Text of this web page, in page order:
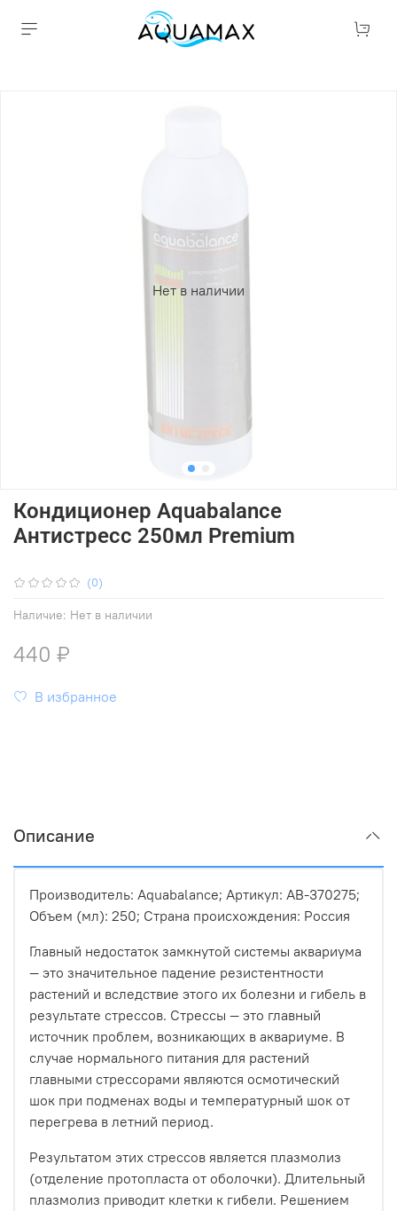
Нет в наличии
(0)
Наличие: Нет в наличии
Кондиционер Aquabalance
Антистресс 250мл Premium
440 ₽
В избранное
Описание
Производитель: Aquabalance; Артикул: AB-370275;
Объем (мл): 250; Страна происхождения: Россия
Главный недостаток замкнутой системы аквариума
— это значительное падение резистентности
растений и вследствие этого их болезни и гибель в
результате стрессов. Стрессы — это главный
источник проблем, возникающих в аквариуме. В
случае нормального питания для растений
главными стрессорами являются осмотический
шок при подменах воды и температурный шок от
перегрева в летний период.
Результатом этих стрессов является плазмолиз
(отделение протопласта от оболочки). Длительный
плазмолиз приводит клетки к гибели. Решением